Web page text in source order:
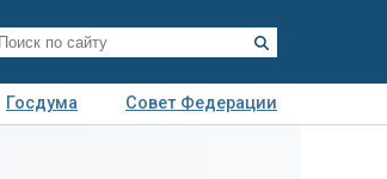
Госдума
Совет Федерации